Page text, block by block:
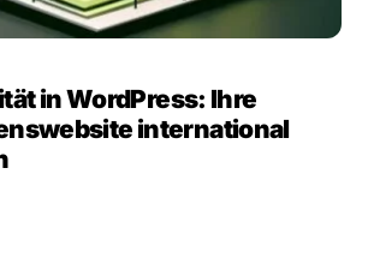
in WordPress: Ihre
international